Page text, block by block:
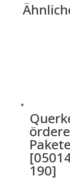
Pakete
190]